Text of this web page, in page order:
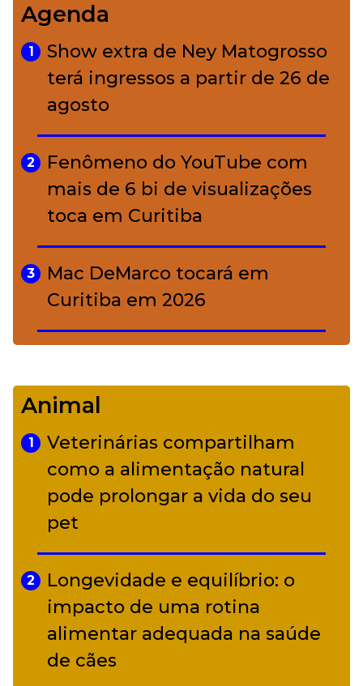
4
Bolsas de palha e ráfia: o
charme rústico que
conquistou o luxo
A ciência por trás da skincare: a
função de cada ativo
Agenda
1
Show extra de Ney Matogrosso
terá ingressos a partir de 26 de
agosto
2
Fenômeno do YouTube com
mais de 6 bi de visualizações
toca em Curitiba
3
Mac DeMarco tocará em
Curitiba em 2026
Camerata tem repertório
diverso a partir de R$ 17
Adriana Calcanhotto retoma
alter ego infantil para show em
Curitiba
Animal
1
Veterinárias compartilham
como a alimentação natural
pode prolongar a vida do seu
pet
2
Longevidade e equilíbrio: o
impacto de uma rotina
alimentar adequada na saúde
de cães